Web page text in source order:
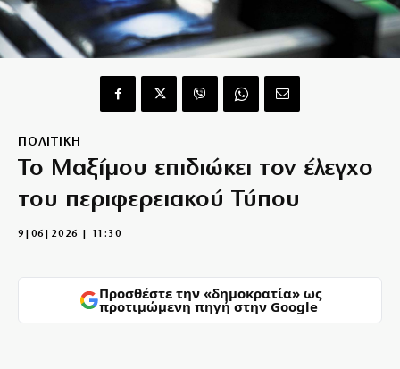
ΠΟΛΙΤΙΚΗ
Το Μαξίμου επιδιώκει τον έλεγχο
του περιφερειακού Τύπου
9|06|2026 | 11:30
Προσθέστε την «δημοκρατία» ως
προτιμώμενη πηγή στην Google